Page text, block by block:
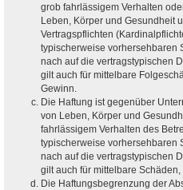
grob fahrlässigem Verhalten
Leben, Körper und Gesundheit
Vertragspflichten
typischerweise vorhersehbaren
nach auf die vertragstypischen
gilt auch für mittelbare
Gewinn.
Die Haftung ist gegenüber
von Leben, Körper und
fahrlässigem Verhalten des
typischerweise vorhersehbaren
nach auf die vertragstypischen
gilt auch für mittelbare
Die Haftungsbegrenzung der